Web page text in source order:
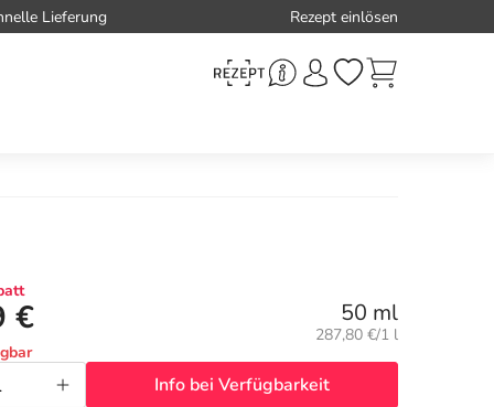
Lieferung Rezept einlösen
€ 50 ml
Grundpreis:
287,80 €/1 l
Info bei Verfügbarkeit